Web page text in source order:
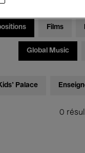
Films
Global Music
Palace
0